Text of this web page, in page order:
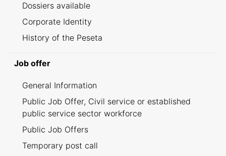
Dossiers available
Corporate Identity
History of the Peseta
Job offer
General Information
Public Job Offer, Civil service or established
public service sector workforce
Public Job Offers
Temporary post call